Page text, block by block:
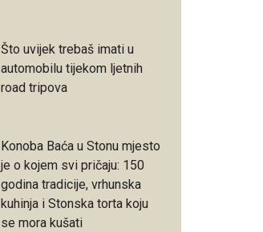
Što uvijek trebaš imati u
automobilu tijekom ljetnih
road tripova
Konoba Baća u Stonu mjesto
je o kojem svi pričaju: 150
godina tradicije, vrhunska
kuhinja i Stonska torta koju
se mora kušati